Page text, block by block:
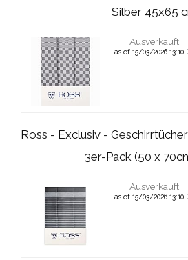
Silber 45x65
Ausverkauft
as of 15/03/2026 13:10
Ross - Exclusiv -
3er-Pack (50 x
Ausverkauft
as of 15/03/2026 13:10